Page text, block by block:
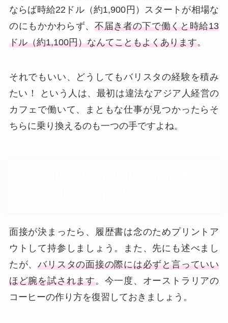
ならば時給22ドル（約1,900円）スタートが相場な
のにもかかわらず、 不届き者の下で働くと時給13
ドル（約1,100円）なんてこともよくあります。
それでもいい、どうしてもバリスタの経験を積み
たい！ という人は、最初は違法なアジア人経営の
カフェで働いて、まともな仕事が見つかったらそ
ちらに乗り換えるのも一つの手ですよね。
面接が決まったら、履歴書は念のためプリントア
ウトして持参しましょう。また、先にも述べまし
たが、バリスタの面接の際には必ずと言っていい
ほど腕を試されます。今一度、オーストラリアの
コーヒーの作り方を復習しておきましょう。